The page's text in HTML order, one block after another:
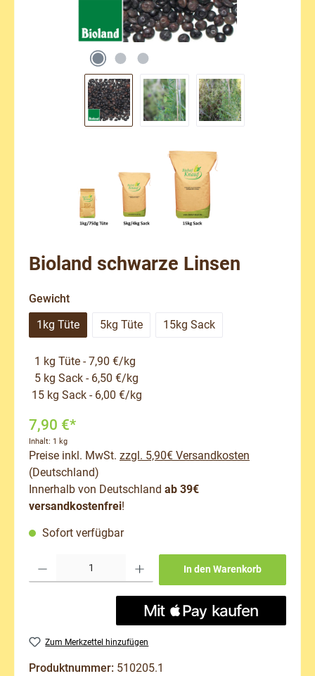
Bioland schwarze Linsen
Gewichtauswählen
1kg Tüte 5kg Tüte 15kg Sack
1 kg Tüte - 7,90 €/kg
5 kg Sack - 6,50 €/kg
15 kg Sack - 6,00 €/kg
7,90 €*
Inhalt: 1 kg
Preise inkl. MwSt. zzgl. 5,90€ Versandkosten
(Deutschland)
Innerhalb von Deutschland ab 39€
versandkostenfrei!
Sofort verfügbar
In den Warenkorb
Zum Merkzettel hinzufügen
Produktnummer: 510205.1